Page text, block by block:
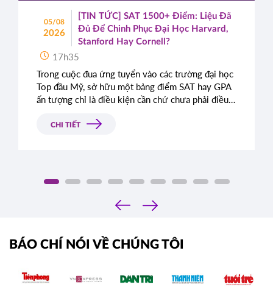
05/08
2026
[TIN TỨC] SAT 1500+ Điểm: Liệu Đã
Đủ Để Chinh Phục Đại Học Harvard,
Stanford Hay Cornell?
17h35
Trong cuộc đua ứng tuyển vào các trường đại học
Top đầu Mỹ, sở hữu một bảng điểm SAT hay GPA
ấn tượng chỉ là điều kiện cần chứ chưa phải điều
như tuyệt đối vẫn bị từ chối chỉ vì bài luận thiếu
CHI TIẾT
‹
›
BÁO CHÍ NÓI VỀ CHÚNG TÔI